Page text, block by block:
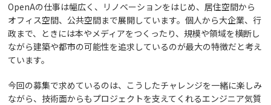
CONTACT
OpenAの仕事は幅広く、リノベーションをはじめ、居住空間から
オフィス空間、公共空間まで展開しています。個人から大企業、行
政まで、ときには本やメディアをつくったり、規模や領域を横断し
ながら建築や都市の可能性を追求しているのが最大の特徴だと考え
ています。
今回の募集で求めているのは、こうしたチャレンジを一緒に楽しみ
ながら、技術面からもプロジェクトを支えてくれるエンジニア気質